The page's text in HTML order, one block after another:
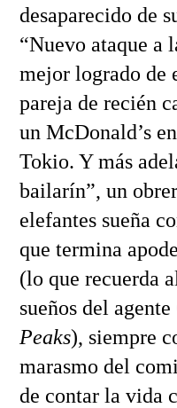
desaparecido de
“Nuevo ataque a
mejor logrado de
pareja de recién
un McDonald’s
Tokio. Y más
bailarín”, un
elefantes sueña
que termina
(lo que recuerda
sueños del
Peaks), siempre
marasmo del
de contar la vida